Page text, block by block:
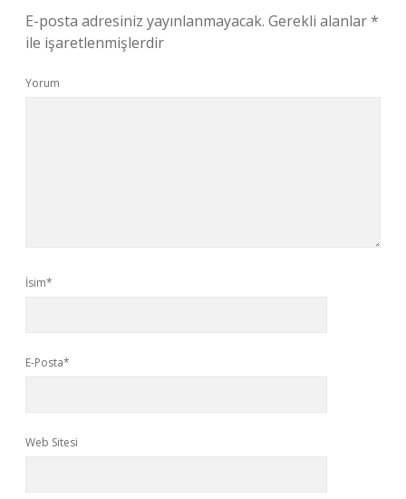
E-posta adresiniz yayınlanmayacak. Gerekli alanlar*
ile işaretlenmişlerdir
Yorum
İsim*
E-Posta*
Web Sitesi